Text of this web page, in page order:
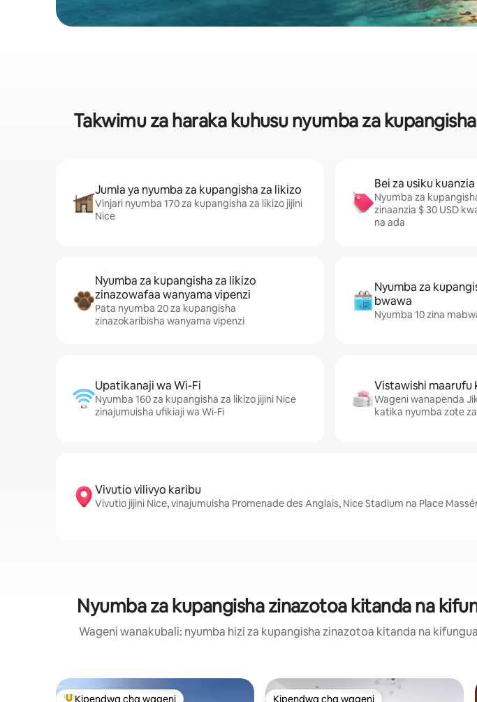
Takwimu za haraka kuhusu nyumba za
Jumla ya nyumba za kupangisha za likizo
Vinjari nyumba 170 za kupangisha za likizo jijini
Nice
Bei za usiku kuanzia
Nyumba za
zinaanzia $ 30 USD
na ada
Nyumba za kupangisha za likizo
zinazowafaa wanyama vipenzi
Pata nyumba 20 za kupangisha
zinazokaribisha wanyama vipenzi
Nyumba za
bwawa
Nyumba 10 zina
Upatikanaji wa Wi-Fi
Nyumba 160 za kupangisha za likizo jijini Nice
zinajumuisha ufikiaji wa Wi-Fi
Vistawishi maarufu
Wageni wanapenda
katika nyumba zote
Vivutio vilivyo karibu
Vivutio jijini Nice, vinajumuisha Promenade des Anglais, Nice Stadium na Place
Nyumba za kupangisha zinazotoa kitanda na
Wageni wanakubali: nyumba hizi za kupangisha zinazotoa kitanda na
Kipendwa cha wageni Kipendwa cha wageni